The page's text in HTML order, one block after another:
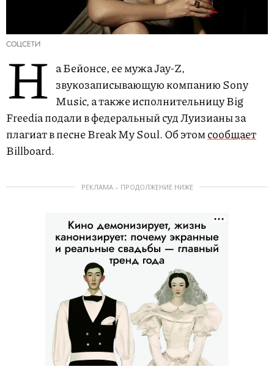
СОЦСЕТИ
Н а Бейонсе, ее мужа Jay-Z,
звукозаписывающую компанию Sony
Music, а также исполнительницу Big
Freedia подали в федеральный суд Луизианы за
плагиат в песне Break My Soul. Об этомсообщает
Billboard.
РЕКЛАМА – ПРОДОЛЖЕНИЕ НИЖЕ